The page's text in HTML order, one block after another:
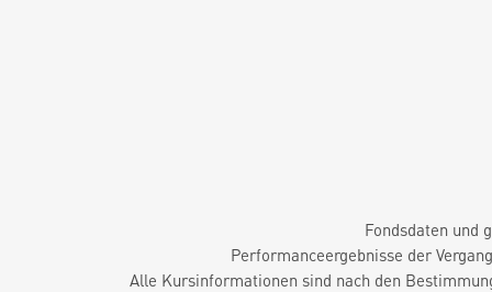
Fondsdaten und
Performanceergebnisse der
Alle Kursinformationen sind nach den